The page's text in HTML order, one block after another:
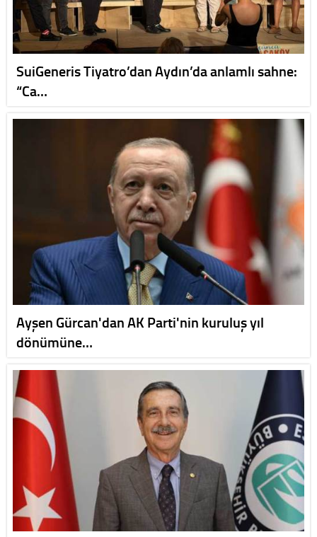
SuiGeneris Tiyatro’dan Aydın’da anlamlı sahne:
“Ca…
Ayşen Gürcan'dan AK Parti'nin kuruluş yıl
dönümüne…